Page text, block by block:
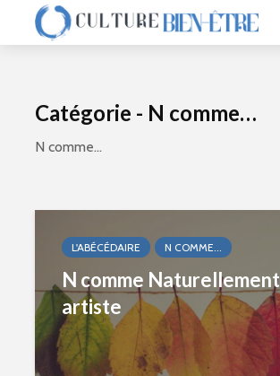
Catégorie - N comme…
N comme…
L'ABÉCÉDAIRE N COMME...
N comme Naturellement
artiste